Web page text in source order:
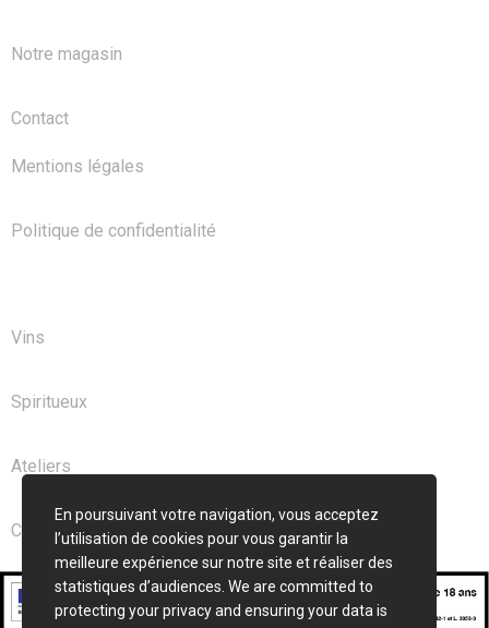
Notre magasin
Contact
Mentions légales
Politique de confidentialité
Vins
Spiritueux
Ateliers
Club
En poursuivant votre navigation, vous acceptez
l’utilisation de cookies pour vous garantir la
meilleure expérience sur notre site et réaliser des
statistiques d’audiences. We are committed to
protecting your privacy and ensuring your data is